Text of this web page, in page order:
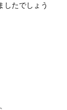
したでしょう